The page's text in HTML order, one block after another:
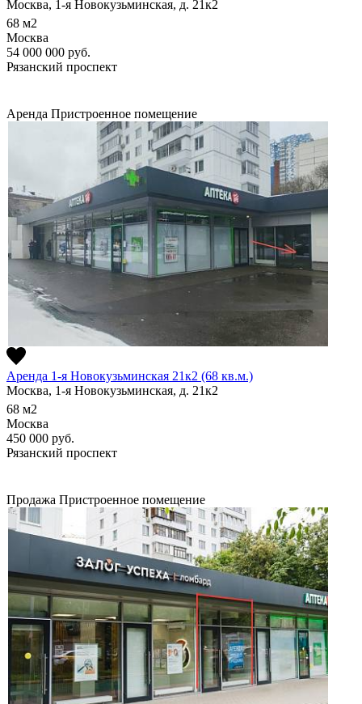
Москва, 1-я Новокузьминская, д. 21к2
68 м2
Москва
54 000 000 руб.
Рязанский проспект
Аренда Пристроенное помещение
Аренда 1-я Новокузьминская 21к2 (68 кв.м.)
Москва, 1-я Новокузьминская, д. 21к2
68 м2
Москва
450 000 руб.
Рязанский проспект
Продажа Пристроенное помещение